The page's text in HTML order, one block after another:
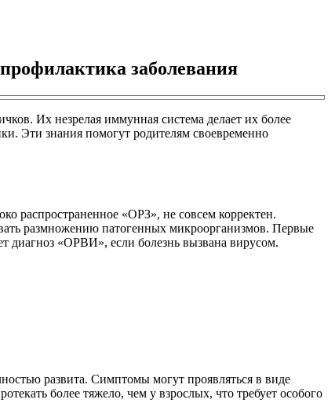
заболевания
Их незрелая иммунная система делает их более
Эти знания помогут родителям своевременно
распространенное «ОРЗ», не совсем корректен.
размножению патогенных микроорганизмов. Первые
диагноз «ОРВИ», если болезнь вызвана вирусом.
развита. Симптомы могут проявляться в виде
более тяжело, чем у взрослых, что требует особого